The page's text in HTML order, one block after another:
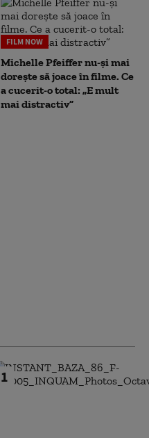
FILM NOW
Michelle Pfeiffer nu-și mai
dorește să joace în filme. Ce
a cucerit-o total: „E mult
mai distractiv”
1